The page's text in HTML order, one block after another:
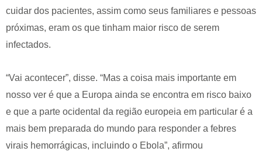
cuidar dos pacientes, assim como seus familiares e pessoas
próximas, eram os que tinham maior risco de serem
infectados.
“Vai acontecer”, disse. “Mas a coisa mais importante em
nosso ver é que a Europa ainda se encontra em risco baixo
e que a parte ocidental da região europeia em particular é a
mais bem preparada do mundo para responder a febres
virais hemorrágicas, incluindo o Ebola”, afirmou